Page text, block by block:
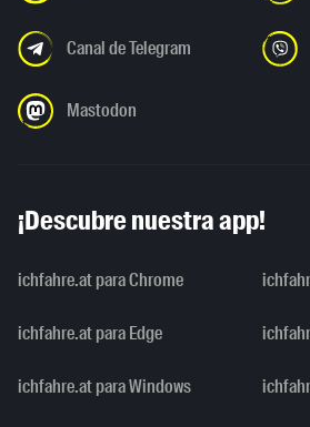
Canal de Telegram
Mastodon
¡Descubre nuestra app!
ichfahre.at para Chrome
ichfahre.at para Edge
ichfahre.at para Windows